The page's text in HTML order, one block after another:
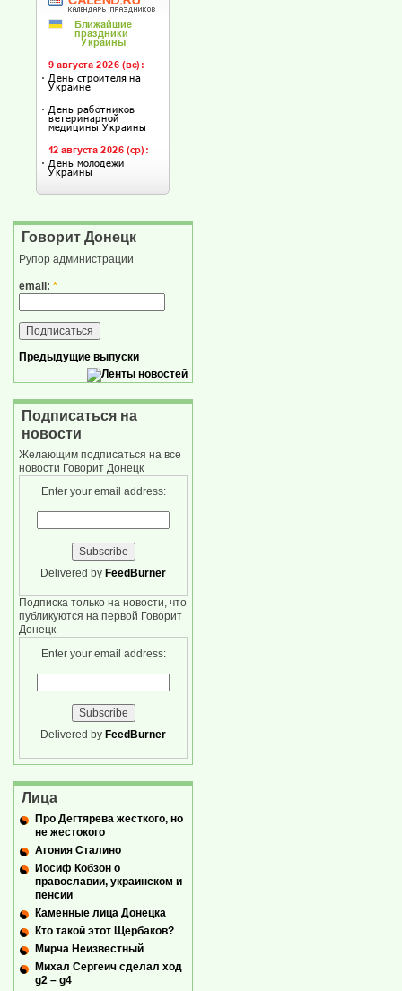
Говорит Донецк
Рупор администрации
email: *
Предыдущие выпуски
Подписаться на
новости
Желающим подписаться на все
новости Говорит Донецк
Enter your email address:
Delivered by FeedBurner
Подписка только на новости, что
публикуются на первой Говорит
Донецк
Enter your email address:
Delivered by FeedBurner
Лица
Про Дегтярева жесткого, но
не жестокого
Агония Сталино
Иосиф Кобзон о
православии, украинском и
пенсии
Каменные лица Донецка
Кто такой этот Щербаков?
Мирча Неизвестный
Михал Сергеич сделал ход
g2 – g4